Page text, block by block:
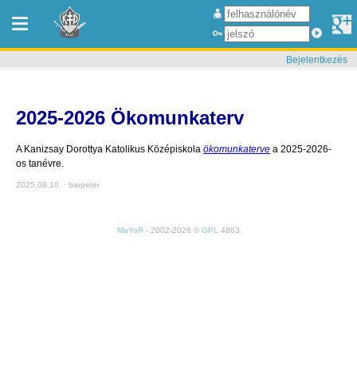
Bejelentkezés
2025-2026 Ökomunkaterv
A Kanizsay Dorottya Katolikus Középiskola ökomunkaterve a 2025-2026-
os tanévre.
2025.09.10. · barpeter
MaYoR - 2002-2026 © GPL 4863